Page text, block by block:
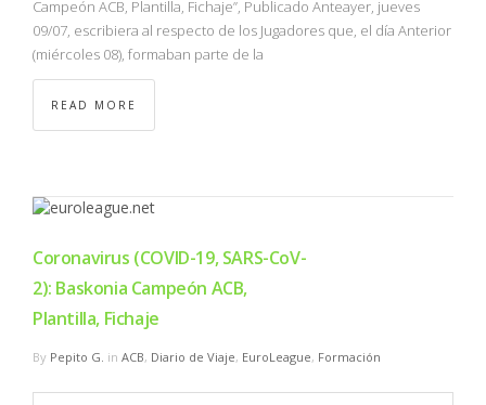
Campeón ACB, Plantilla, Fichaje”, Publicado Anteayer, jueves
09/07, escribiera al respecto de los Jugadores que, el día Anterior
(miércoles 08), formaban parte de la
READ MORE
Coronavirus (COVID-19, SARS-CoV-
2): Baskonia Campeón ACB,
Plantilla, Fichaje
By Pepito G. in ACB, Diario de Viaje, EuroLeague, Formación